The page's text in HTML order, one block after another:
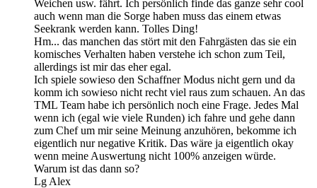
Weichen usw. fährt. Ich persönlich finde das ganze sehr cool
auch wenn man die Sorge haben muss das einem etwas
Seekrank werden kann. Tolles Ding!
Hm... das manchen das stört mit den Fahrgästen das sie ein
komisches Verhalten haben verstehe ich schon zum Teil,
allerdings ist mir das eher egal.
Ich spiele sowieso den Schaffner Modus nicht gern und da
komm ich sowieso nicht recht viel raus zum schauen. An das
TML Team habe ich persönlich noch eine Frage. Jedes Mal
wenn ich (egal wie viele Runden) ich fahre und gehe dann
zum Chef um mir seine Meinung anzuhören, bekomme ich
eigentlich nur negative Kritik. Das wäre ja eigentlich okay
wenn meine Auswertung nicht 100% anzeigen würde.
Warum ist das dann so?
Lg Alex